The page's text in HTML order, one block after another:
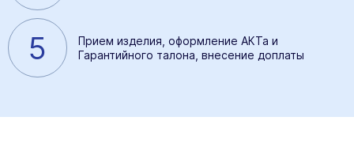
5
Прием изделия, оформление АКТа и
Гарантийного талона, внесение доплаты